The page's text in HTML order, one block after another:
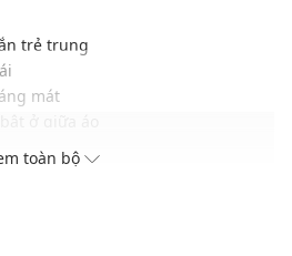
trẻ trung
mát
phối với nhiều trang phục và
toàn bộ